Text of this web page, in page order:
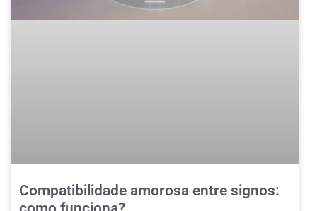
Compatibilidade amorosa entre signos: